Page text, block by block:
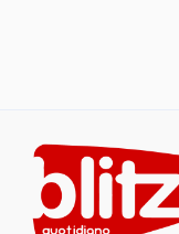
content